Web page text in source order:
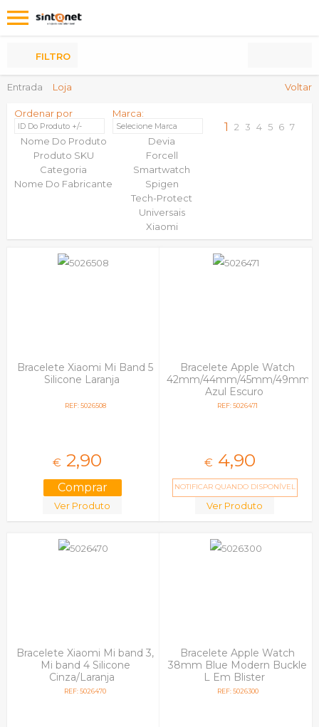
Entrada Loja Voltar
FILTRO
Ordenar por
ID Do Produto +/-
Nome Do Produto
Produto SKU
Categoria
Nome Do Fabricante
Marca:
Selecione Marca
Devia
Forcell
Smartwatch
Spigen
Tech-Protect
Universais
Xiaomi
1 2 3 4 5 6 7
Bracelete Xiaomi Mi Band 5
Silicone Laranja
REF: 5026508
€ 2,90
Ver Produto
Bracelete Apple Watch
42mm/44mm/45mm/49mm
Azul Escuro
REF: 5026471
€ 4,90
NOTIFICAR QUANDO DISPONÍVEL
Ver Produto
Bracelete Xiaomi Mi band 3,
Mi band 4 Silicone
Cinza/Laranja
REF: 5026470
Bracelete Apple Watch
38mm Blue Modern Buckle
L Em Blister
REF: 5026300